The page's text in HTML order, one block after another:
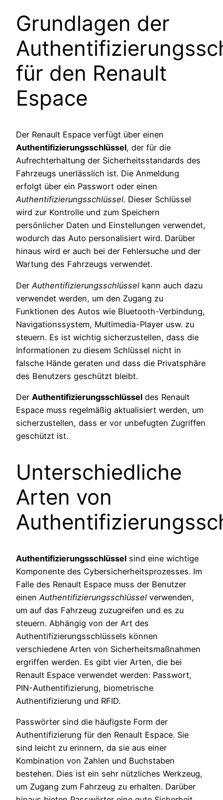
Grundlagen der
für den Renault
Espace
Der Renault Espace verfügt über einen
Authentifizierungsschlüssel, der für die
Aufrechterhaltung der Sicherheitsstandards des
Fahrzeugs unerlässlich ist. Die Anmeldung
erfolgt über ein Passwort oder einen
Authentifizierungsschlüssel. Dieser Schlüssel
wird zur Kontrolle und zum Speichern
persönlicher Daten und Einstellungen verwendet,
wodurch das Auto personalisiert wird. Darüber
hinaus wird er auch bei der Fehlersuche und der
Wartung des Fahrzeugs verwendet.
Der Authentifizierungsschlüssel kann auch dazu
verwendet werden, um den Zugang zu
Funktionen des Autos wie Bluetooth-Verbindung,
Navigationssystem, Multimedia-Player usw. zu
steuern. Es ist wichtig sicherzustellen, dass die
Informationen zu diesem Schlüssel nicht in
falsche Hände geraten und dass die Privatsphäre
des Benutzers geschützt bleibt.
Der Authentifizierungsschlüssel des Renault
Espace muss regelmäßig aktualisiert werden, um
sicherzustellen, dass er vor unbefugten Zugriffen
geschützt ist.
Unterschiedliche
Arten von
Authentifizierungsschlüssel sind eine wichtige
Komponente des Cybersicherheitsprozesses. Im
Falle des Renault Espace muss der Benutzer
einen Authentifizierungsschlüssel verwenden,
um auf das Fahrzeug zuzugreifen und es zu
steuern. Abhängig von der Art des
Authentifizierungsschlüssels können
verschiedene Arten von Sicherheitsmaßnahmen
ergriffen werden. Es gibt vier Arten, die bei
Renault Espace verwendet werden: Passwort,
PIN-Authentifizierung, biometrische
Authentifizierung und RFID.
Passwörter sind die häufigste Form der
Authentifizierung für den Renault Espace. Sie
sind leicht zu erinnern, da sie aus einer
Kombination von Zahlen und Buchstaben
bestehen. Dies ist ein sehr nützliches Werkzeug,
um Zugang zum Fahrzeug zu erhalten. Darüber